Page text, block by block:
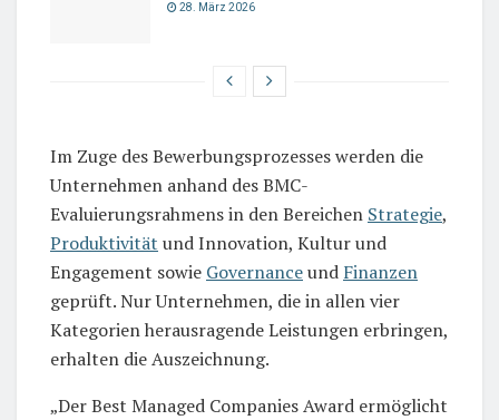
28. März 2026
Im Zuge des Bewerbungsprozesses werden die
Unternehmen anhand des BMC-
Evaluierungsrahmens in den Bereichen Strategie,
Produktivität und Innovation, Kultur und
Engagement sowie Governanceund Finanzen
geprüft. Nur Unternehmen, die in allen vier
Kategorien herausragende Leistungen erbringen,
erhalten die Auszeichnung.
„Der Best Managed Companies Award ermöglicht